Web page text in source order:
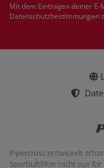
Mit dem Eintragen deiner
Datenschutzbestimmungen
Pipercross entwickelt
Sportluftfilter nicht nur für